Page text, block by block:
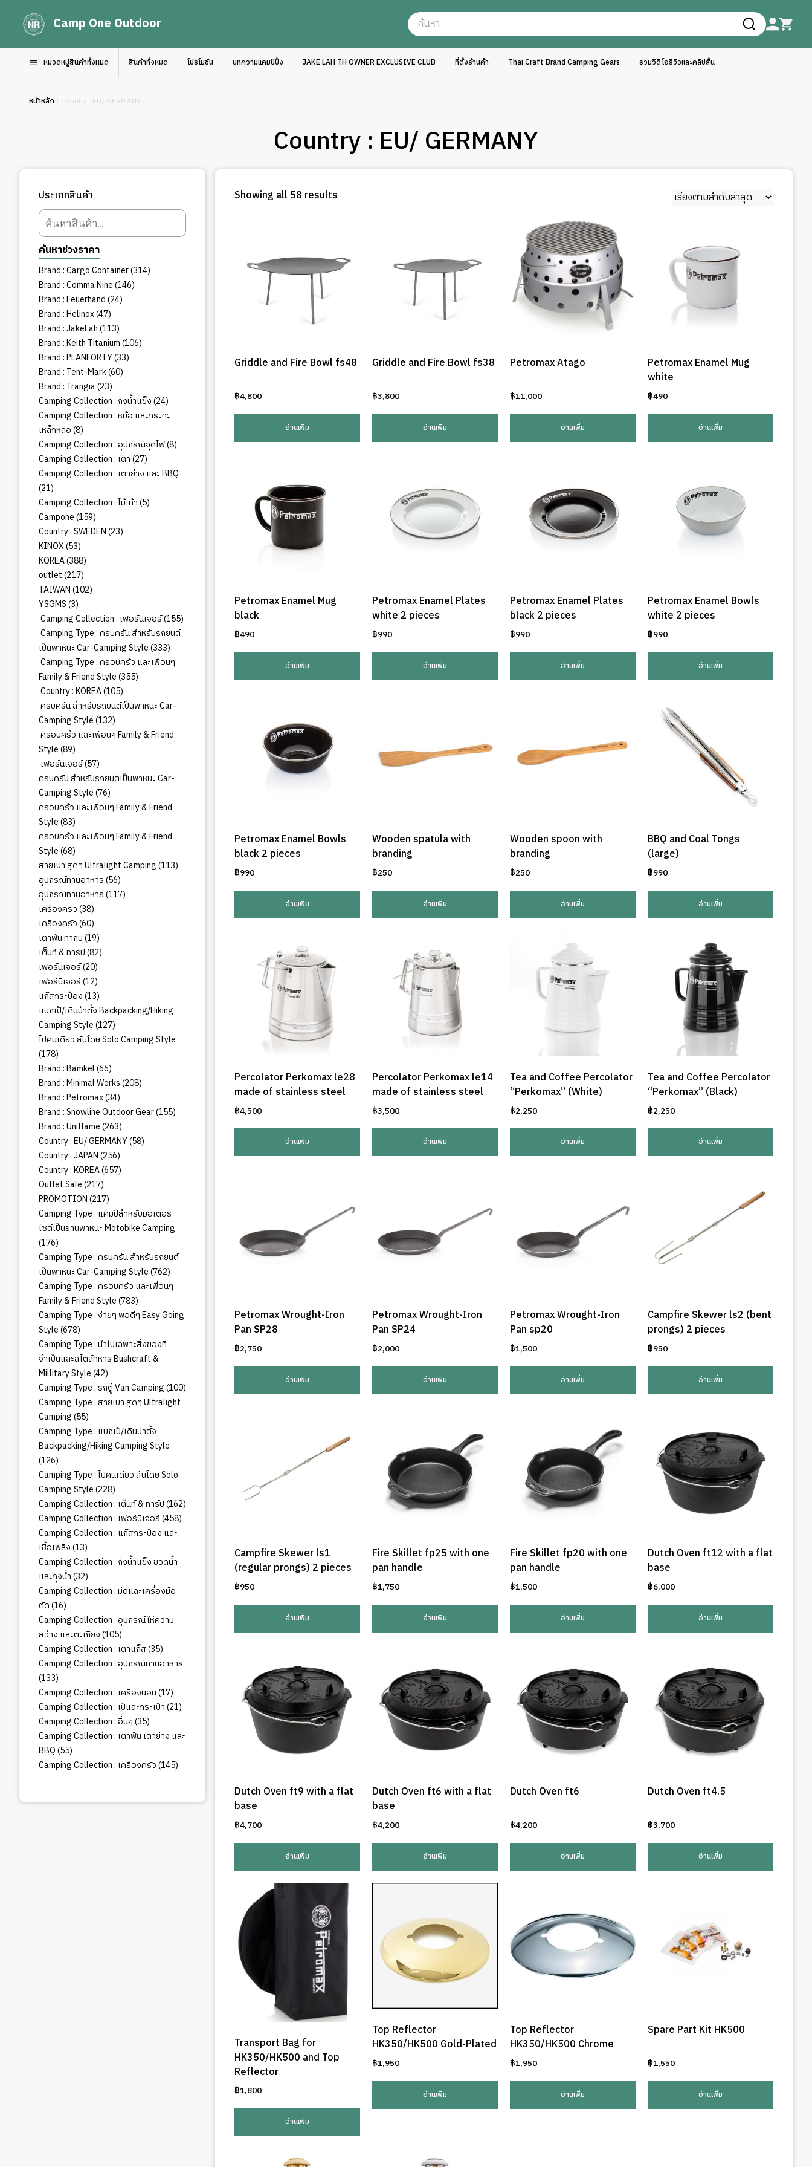
Camp One Outdoor
หมวดหมู่สินค้าทั้งหมด สินค้าทั้งหมด โปรโมชัน บทความแคมป์ปิ้ง JAKE LAH TH OWNER EXCLUSIVE CLUB ที่ตั้งร้านค้า Thai Craft Brand Camping Gears รวมวิดีโอรีวิวและคลิปสั้น
หน้าหลัก / Country : EU/ GERMANY
Country : EU/ GERMANY
ประเภทสินค้า
Products
search
ค้นหาช่วงราคา
Brand : Cargo Container 314314
Brand : Comma Nine 146146
Brand : Feuerhand 2424
Brand : Helinox 4747
สินค้า
Brand : JakeLah 113113
สินค้า
Brand : Keith Titanium 106106
Brand : PLANFORTY 3333
Brand : Tent-Mark 6060
Brand : Trangia 2323
สินค้า
Camping Collection : ถังน้ำแข็ง 2424
สินค้า
Camping Collection : หม้อ และกระทะ
เหล็กหล่อ 88
สินค้า
Camping Collection : อุปกรณ์จุดไฟ 88
Camping Collection : เตา 2727
สินค้า
Camping Collection : เตาย่าง และ BBQ
2121
สินค้า
Camping Collection : ไม้เท้า 55
Campone 159159
สินค้า
Country : SWEDEN 2323
KINOX 5353
สินค้า
KOREA 388388
สินค้า
outlet 217217
สินค้า
TAIWAN 102102
YSGMS 33
สินค้า
Camping Collection : เฟอร์นิเจอร์ 155155
สินค้า
Camping Type : ครบครัน สำหรับรถยนต์
เป็นพาหนะ Car-Camping Style 333333
สินค้า
Camping Type : ครอบคร้ว และเพื่อนๆ
Family & Friend Style 355355
Country : KOREA 105105
สินค้า
ครบครัน สำหรับรถยนต์เป็นพาหนะ Car-
Camping Style 132132
สินค้า
ครอบคร้ว และเพื่อนๆ Family & Friend
Style 8989
สินค้า
เฟอร์นิเจอร์ 5757
สินค้า
ครบครัน สำหรับรถยนต์เป็นพาหนะ Car-
Camping Style 7676
สินค้า
ครอบคร้ว และเพื่อนๆ Family & Friend
Style 8383
สินค้า
ครอบคร้ว และเพื่อนๆ Family & Friend
Style 6868
สินค้า
สายเบา สุดๆ Ultralight Camping 113113
อุปกรณ์ทานอาหาร 5656
สินค้า
อุปกรณ์ทานอาหาร 117117
เครื่องครัว 3838
สินค้า
เครื่องครัว 6060
สินค้า
เตาฟืน ทากิบิ 1919
สินค้า
เต็นท์ & ทาร์ป 8282
เฟอร์นิเจอร์ 2020
สินค้า
เฟอร์นิเจอร์ 1212
สินค้า
แก๊สกระป๋อง 1313
สินค้า
แบกเป้/เดินป่าตั้ง Backpacking/Hiking
Camping Style 127127
สินค้า
ไปคนเดียว สันโดษ Solo Camping Style
178178
สินค้า
Brand : Bamkel 6666
สินค้า
Brand : Minimal Works 208208
Brand : Petromax 3434
สินค้า
Brand : Snowline Outdoor Gear 155155
Brand : Uniflame 263263
สินค้า
Country : EU/ GERMANY 5858
Country : JAPAN 256256
สินค้า
Country : KOREA 657657
Outlet Sale 217217
สินค้า
PROMOTION 217217
สินค้า
Camping Type : แคมป์สำหรับมอเตอร์
ไซต์เป็นยานพาหนะ Motobike Camping
176176
สินค้า
Camping Type : ครบครัน สำหรับรถยนต์
เป็นพาหนะ Car-Camping Style 762762
สินค้า
Camping Type : ครอบคร้ว และเพื่อนๆ
Family & Friend Style 783783
สินค้า
Camping Type : ง่ายๆ พอดีๆ Easy Going
Style 678678
สินค้า
Camping Type : นำไปเฉพาะสิ่งของที่
จำเป็นและสไตล์ทหาร Bushcraft &
Millitary Style 4242
สินค้า
Camping Type : รถตู้ Van Camping 100100
Camping Type : สายเบา สุดๆ Ultralight
Camping 5555
สินค้า
Camping Type : แบกเป้/เดินป่าตั้ง
Backpacking/Hiking Camping Style
126126
สินค้า
Camping Type : ไปคนเดียว สันโดษ Solo
Camping Style 228228
สินค้า
Camping Collection : เต็นท์ & ทาร์ป 162162
Camping Collection : เฟอร์นิเจอร์ 458458
Camping Collection : แก๊สกระป๋อง และ
เชื้อเพลิง 1313
สินค้า
Camping Collection : ถังน้ำแข็ง ขวดน้ำ
และถุงน้ำ 3232
สินค้า
Camping Collection : มีดและเครื่องมือ
ตัด 1616
สินค้า
Camping Collection : อุปกรณ์ให้ความ
สว่าง และตะเกียง 105105
สินค้า
Camping Collection : เตาแก็ส 3535
สินค้า
Camping Collection : อุปกรณ์ทานอาหาร
133133
สินค้า
Camping Collection : เครื่องนอน 1717
สินค้า
Camping Collection : เป้และกระเป๋า 2121
Camping Collection : อื่นๆ 3535
สินค้า
Camping Collection : เตาฟืน เตาย่าง และ
BBQ 5555
สินค้า
Camping Collection : เครื่องครัว 145145
Showing all 58 results
Griddle and Fire Bowl fs48
฿4,800
อ่านเพิ่ม
Griddle and Fire Bowl fs38
฿3,800
อ่านเพิ่ม
Petromax Atago
฿11,000
อ่านเพิ่ม
Petromax Enamel Mug
white
฿490
อ่านเพิ่ม
Petromax Enamel Mug
black
฿490
อ่านเพิ่ม
Petromax Enamel Plates
white 2 pieces
฿990
อ่านเพิ่ม
Petromax Enamel Plates
black 2 pieces
฿990
อ่านเพิ่ม
Petromax Enamel Bowls
white 2 pieces
฿990
อ่านเพิ่ม
Petromax Enamel Bowls
black 2 pieces
฿990
อ่านเพิ่ม
Wooden spatula with
branding
฿250
อ่านเพิ่ม
Wooden spoon with
branding
฿250
อ่านเพิ่ม
BBQ and Coal Tongs
(large)
฿990
อ่านเพิ่ม
Percolator Perkomax le28
made of stainless steel
฿4,500
อ่านเพิ่ม
Percolator Perkomax le14
made of stainless steel
฿3,500
อ่านเพิ่ม
Tea and Coffee Percolator
“Perkomax” (White)
฿2,250
อ่านเพิ่ม
Tea and Coffee Percolator
“Perkomax” (Black)
฿2,250
อ่านเพิ่ม
Petromax Wrought-Iron
Pan SP28
฿2,750
อ่านเพิ่ม
Petromax Wrought-Iron
Pan SP24
฿2,000
อ่านเพิ่ม
Petromax Wrought-Iron
Pan sp20
฿1,500
อ่านเพิ่ม
Campfire Skewer ls2 (bent
prongs) 2 pieces
฿950
อ่านเพิ่ม
Campfire Skewer ls1
(regular prongs) 2 pieces
฿950
อ่านเพิ่ม
Fire Skillet fp25 with one
pan handle
฿1,750
อ่านเพิ่ม
Fire Skillet fp20 with one
pan handle
฿1,500
อ่านเพิ่ม
Dutch Oven ft12 with a flat
base
฿6,000
อ่านเพิ่ม
Dutch Oven ft9 with a flat
base
฿4,700
อ่านเพิ่ม
Dutch Oven ft6 with a flat
base
฿4,200
อ่านเพิ่ม
Dutch Oven ft6
฿4,200
อ่านเพิ่ม
Dutch Oven ft4.5
฿3,700
อ่านเพิ่ม
Transport Bag for
HK350/HK500 and Top
Reflector
฿1,800
อ่านเพิ่ม
Top Reflector
HK350/HK500 Gold-Plated
฿1,950
อ่านเพิ่ม
Top Reflector
HK350/HK500 Chrome
฿1,950
อ่านเพิ่ม
Spare Part Kit HK500
฿1,550
อ่านเพิ่ม